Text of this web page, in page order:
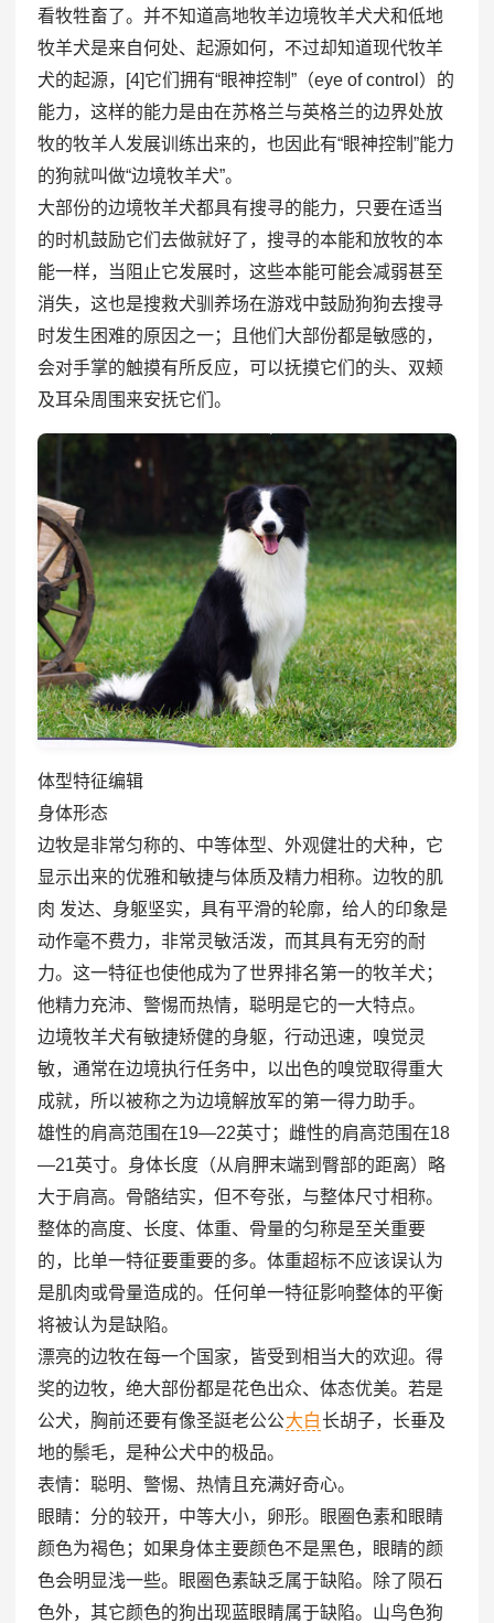
看牧牲畜了。并不知道高地牧羊边境牧羊犬犬和低地
牧羊犬是来自何处、起源如何，不过却知道现代牧羊
犬的起源，[4]它们拥有“眼神控制”（eye of control）的
能力，这样的能力是由在苏格兰与英格兰的边界处放
牧的牧羊人发展训练出来的，也因此有“眼神控制”能力
的狗就叫做“边境牧羊犬”。
大部份的边境牧羊犬都具有搜寻的能力，只要在适当
的时机鼓励它们去做就好了，搜寻的本能和放牧的本
能一样，当阻止它发展时，这些本能可能会减弱甚至
消失，这也是搜救犬驯养场在游戏中鼓励狗狗去搜寻
时发生困难的原因之一；且他们大部份都是敏感的，
会对手掌的触摸有所反应，可以抚摸它们的头、双颊
及耳朵周围来安抚它们。
体型特征编辑
身体形态
边牧是非常匀称的、中等体型、外观健壮的犬种，它
显示出来的优雅和敏捷与体质及精力相称。边牧的肌
肉 发达、身躯坚实，具有平滑的轮廓，给人的印象是
动作毫不费力，非常灵敏活泼，而其具有无穷的耐
力。这一特征也使他成为了世界排名第一的牧羊犬；
他精力充沛、警惕而热情，聪明是它的一大特点。
边境牧羊犬有敏捷矫健的身躯，行动迅速，嗅觉灵
敏，通常在边境执行任务中，以出色的嗅觉取得重大
成就，所以被称之为边境解放军的第一得力助手。
雄性的肩高范围在19—22英寸；雌性的肩高范围在18
—21英寸。身体长度（从肩胛末端到臀部的距离）略
大于肩高。骨骼结实，但不夸张，与整体尺寸相称。
整体的高度、长度、体重、骨量的匀称是至关重要
的，比单一特征要重要的多。体重超标不应该误认为
是肌肉或骨量造成的。任何单一特征影响整体的平衡
将被认为是缺陷。
漂亮的边牧在每一个国家，皆受到相当大的欢迎。得
奖的边牧，绝大部份都是花色出众、体态优美。若是
公犬，胸前还要有像圣誔老公公大白 长胡子，长垂及
地的鬃毛，是种公犬中的极品。
表情：聪明、警惕、热情且充满好奇心。
眼睛：分的较开，中等大小，卵形。眼圈色素和眼睛
颜色为褐色；如果身体主要颜色不是黑色，眼睛的颜
色会明显浅一些。眼圈色素缺乏属于缺陷。除了陨石
色外，其它颜色的狗出现蓝眼睛属于缺陷。山鸟色狗